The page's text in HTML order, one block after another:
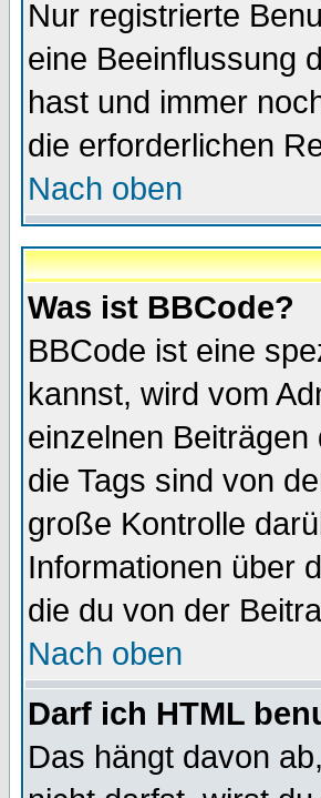
Nur registrierte
eine Beeinflussung
hast und immer
die erforderlichen
Nach oben
Was ist BBCode?
BBCode ist eine
kannst, wird vom
einzelnen
die Tags sind von
große Kontrolle
Informationen über
die du von der
Nach oben
Darf ich HTML
Das hängt davon